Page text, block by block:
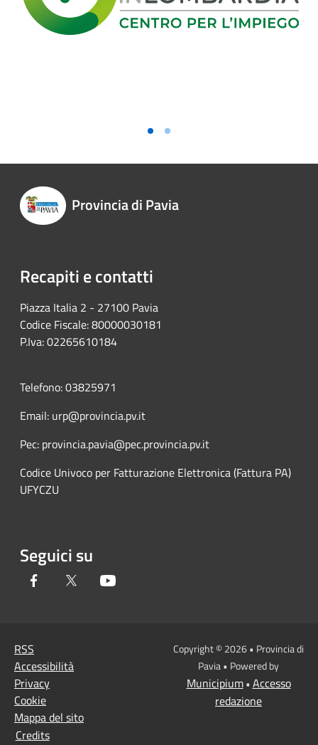
Provincia di Pavia
Recapiti e contatti
Piazza Italia 2 - 27100 Pavia
Codice Fiscale: 80000030181
P.Iva: 02265610184
Telefono: 03825971
Email: urp@provincia.pv.it
Pec: provincia.pavia@pec.provincia.pv.it
Codice Univoco per Fatturazione Elettronica (Fattura PA)
UFYCZU
Seguici su
Facebook Twitter
RSS
Accessibilità
Privacy
Cookie
Mappa del sito
Credits
Copyright © 2026 • Provincia di
Pavia • Powered by
Municipium• Accesso
redazione